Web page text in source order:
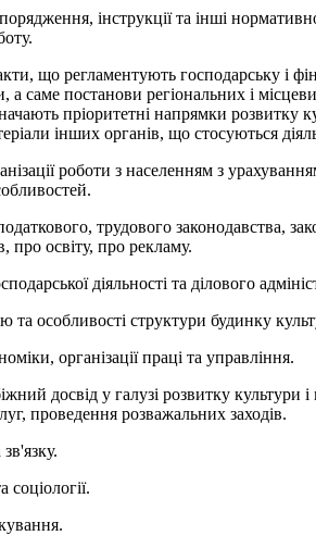
інструкції та інші
що регламентують господарську і
а саме постанови регіональних і
пріоритетні напрямки розвитку
інших органів, що стосуються
роботи з населенням з
трудового законодавства,
про освіту, про рекламу.
діяльності та ділового
та особливості структури будинку
організації праці та управління.
досвід у галузі розвитку культури
проведення розважальних заходів.